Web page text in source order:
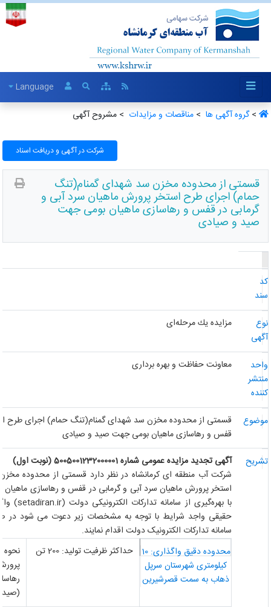
Language
>گروه آگهی ها ‏>مناقصات و مزایدات ‏> مشروح آگهی
شرکت در آگهی و دریافت اسناد
قسمتی از محدوده مخزن سد شهدای گمنام(تنگ
حمام) اجرای طرح استخر پرورش ماهیان سرد آبی و
گرمابی در قفس و رهاسازی ماهیان بومی جهت
صید و صیادی
مزایده یك مرحله‌ای
معاونت حفاظت و بهره برداری
قسمتی از محدوده مخزن سد شهدای گمنام(تنگ حمام) اجرای طرح
قفس و رهاسازی ماهیان بومی جهت صید و صیادی
آگهی تجدید مزایدهعمومیشماره 5005001232000001 (نوبت اول)
شرکت آب منطقه ای کرمانشاه در نظر دارد قسمتی از محدوده
استخر پرورش ماهیان سرد آبی و گرمابی در قفس و رهاسازی ماهیان
با بهره‌‌گیری از سامانه تدارکات الکترونیکی دولت(setadiran.ir)
حقیقی واجد شرایط با توجه به مشخصات زیر دعوت می شود در
سامانه تدارکات الکترونیک دولت اقدام نمایند.
محدوده دقیق واگذاری: 10
کیلومتری شهرستان سرپل
ذهاب به سمت قصرشیرین
حداکثر ظرفیت تولید: 200 تن
(صید